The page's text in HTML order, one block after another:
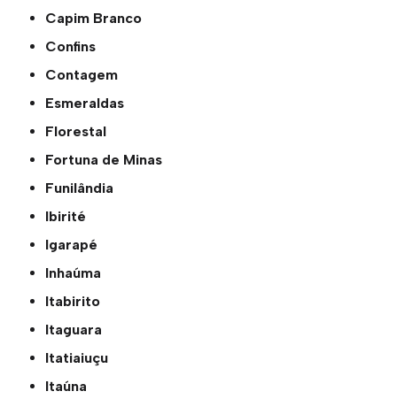
Capim Branco
Confins
Contagem
Esmeraldas
Florestal
Fortuna de Minas
Funilândia
Ibirité
Igarapé
Inhaúma
Itabirito
Itaguara
Itatiaiuçu
Itaúna